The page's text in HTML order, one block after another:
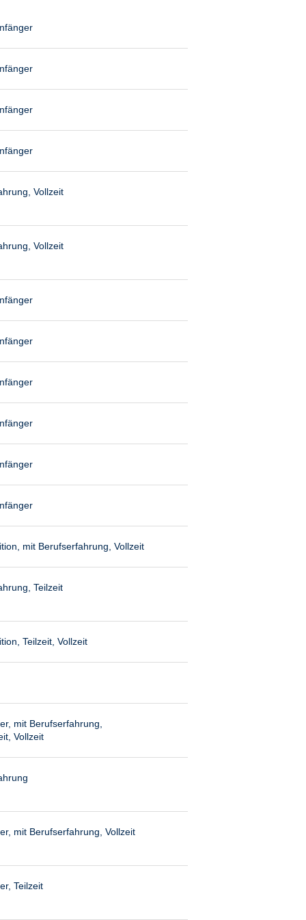
Vollzeit
Vollzeit
mit Berufserfahrung, Vollzeit
Teilzeit
Teilzeit, Vollzeit
mit Berufserfahrung,
Vollzeit
mit Berufserfahrung, Vollzeit
Teilzeit